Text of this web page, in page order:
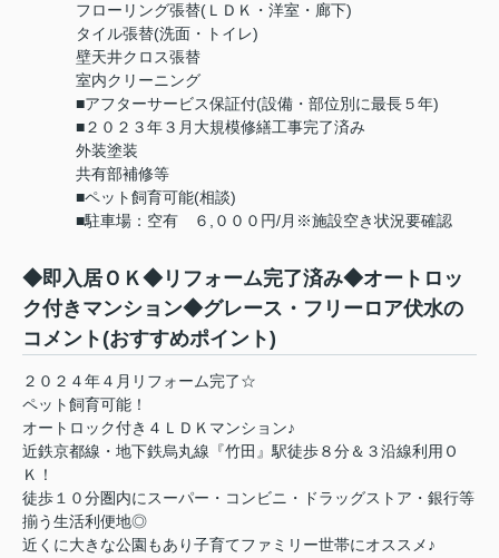
フローリング張替(ＬＤＫ・洋室・廊下)
タイル張替(洗面・トイレ)
壁天井クロス張替
室内クリーニング
■アフターサービス保証付(設備・部位別に最長５年)
■２０２３年３月大規模修繕工事完了済み
外装塗装
共有部補修等
■ペット飼育可能(相談)
■駐車場：空有 ６,０００円/月※施設空き状況要確認
◆即入居ＯＫ◆リフォーム完了済み◆オートロッ
ク付きマンション◆グレース・フリーロア伏水の
コメント(おすすめポイント)
２０２４年４月リフォーム完了☆
ペット飼育可能！
オートロック付き４ＬＤＫマンション♪
近鉄京都線・地下鉄烏丸線『竹田』駅徒歩８分＆３沿線利用Ｏ
Ｋ！
徒歩１０分圏内にスーパー・コンビニ・ドラッグストア・銀行等
揃う生活利便地◎
近くに大きな公園もあり子育てファミリー世帯にオススメ♪